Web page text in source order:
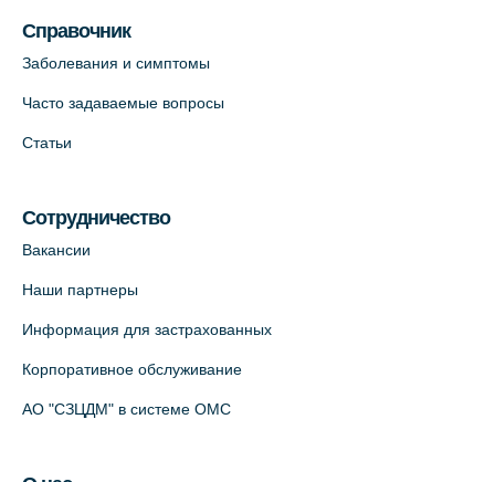
+7 (812) 660-73-69
На карте
На карте
Лабораторный терминал на
партнёр)
+7 (812) 498-10-30
Справочник
Заболевания и симптомы
Часто задаваемые вопросы
Статьи
Сотрудничество
Вакансии
Наши партнеры
Информация для застрахованных
Корпоративное обслуживание
АО "СЗЦДМ" в системе ОМС